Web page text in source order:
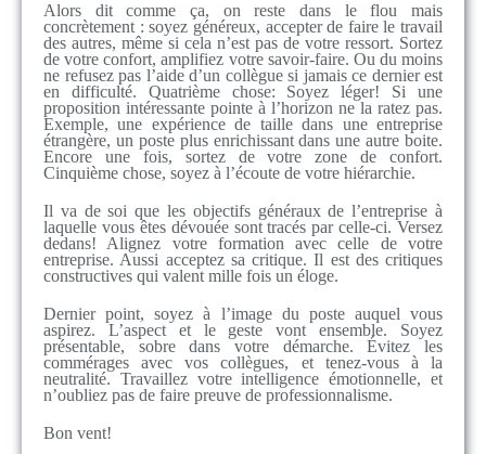
Alors dit comme ça, on reste dans le flou mais
concrètement : soyez généreux, accepter de faire le travail
des autres, même si cela n’est pas de votre ressort. Sortez
de votre confort, amplifiez votre savoir-faire. Ou du moins
ne refusez pas l’aide d’un collègue si jamais ce dernier est
en difficulté. Quatrième chose: Soyez léger! Si une
proposition intéressante pointe à l’horizon ne la ratez pas.
Exemple, une expérience de taille dans une entreprise
étrangère, un poste plus enrichissant dans une autre boite.
Encore une fois, sortez de votre zone de confort.
Cinquième chose, soyez à l’écoute de votre hiérarchie.
Il va de soi que les objectifs généraux de l’entreprise à
laquelle vous êtes dévouée sont tracés par celle-ci. Versez
dedans! Alignez votre formation avec celle de votre
entreprise. Aussi acceptez sa critique. Il est des critiques
constructives qui valent mille fois un éloge.
Dernier point, soyez à l’image du poste auquel vous
aspirez. L’aspect et le geste vont ensemble. Soyez
présentable, sobre dans votre démarche. Évitez les
commérages avec vos collègues, et tenez-vous à la
neutralité. Travaillez votre intelligence émotionnelle, et
n’oubliez pas de faire preuve de professionnalisme.
Bon vent!